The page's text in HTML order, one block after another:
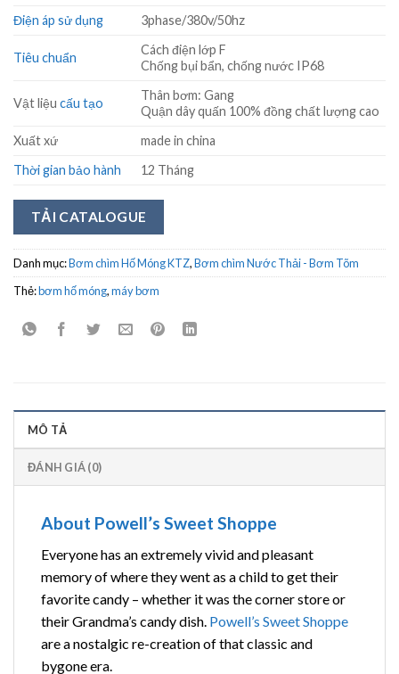
Điện áp sử dụng
3phase/380v/50hz
Tiêu chuẩn
Cách điện lớp F
Chống bụi bẩn, chống nước IP68
Vật liệu cấu tạo
Thân bơm: Gang
Quận dây quấn 100% đồng chất lượng cao
Xuất xứ
made in china
Thời gian bảo hành
12 Tháng
TẢI CATALOGUE
Danh mục:Bơm chìm Hố Móng KTZ,Bơm chìm Nước Thải - Bơm Tõm
Thẻ:bơm hố móng,máy bơm
MÔ TẢ
ĐÁNH GIÁ (0)
About Powell’s Sweet Shoppe
Everyone has an extremely vivid and pleasant
memory of where they went as a child to get their
favorite candy – whether it was the corner store or
their Grandma’s candy dish. Powell’s Sweet Shoppe
are a nostalgic re-creation of that classic and
bygone era.